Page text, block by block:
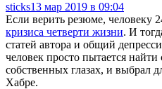
sticks13 мар 2019 в 09:04
Если верить резюме, человеку
кризиса четверти жизни. И
статей автора и общий
человек просто пытается найти
собственных глазах, и выбрал
Хабре.